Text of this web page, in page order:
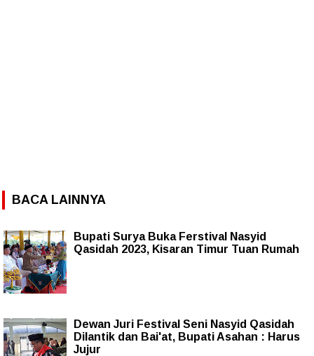
BACA LAINNYA
Bupati Surya Buka Ferstival Nasyid
Qasidah 2023, Kisaran Timur Tuan Rumah
Dewan Juri Festival Seni Nasyid Qasidah
Dilantik dan Bai'at, Bupati Asahan : Harus
Jujur